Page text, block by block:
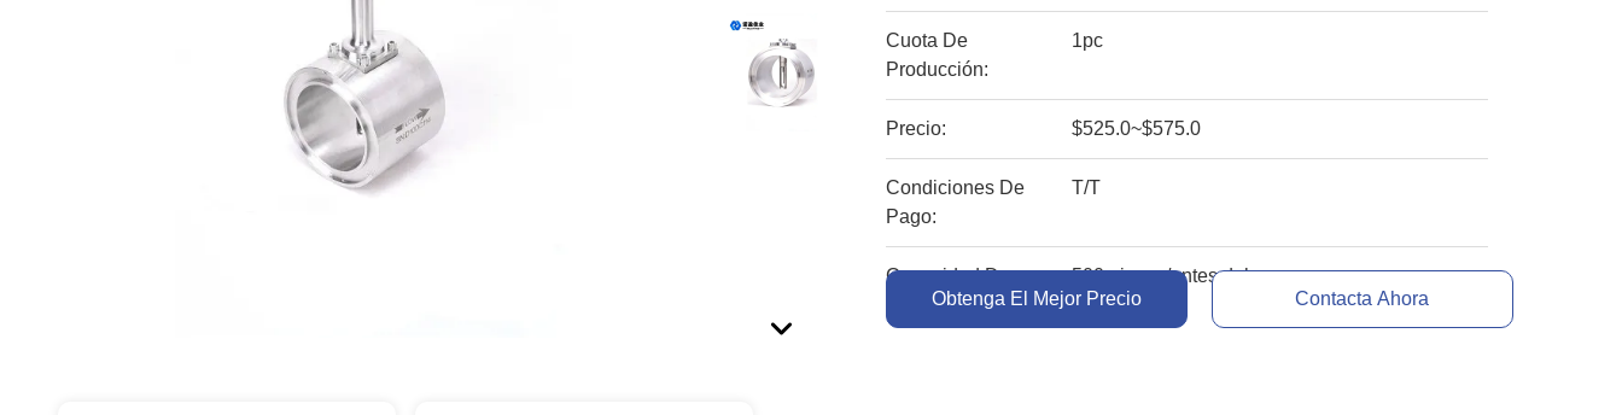
Cuota De
Producción:
1pc
Precio: $525.0~$575.0
Condiciones De
Pago:
T/T
Capacidad De
Suministro:
500 piezas/antes del mes
Obtenga El Mejor Precio
Contacta Ahora